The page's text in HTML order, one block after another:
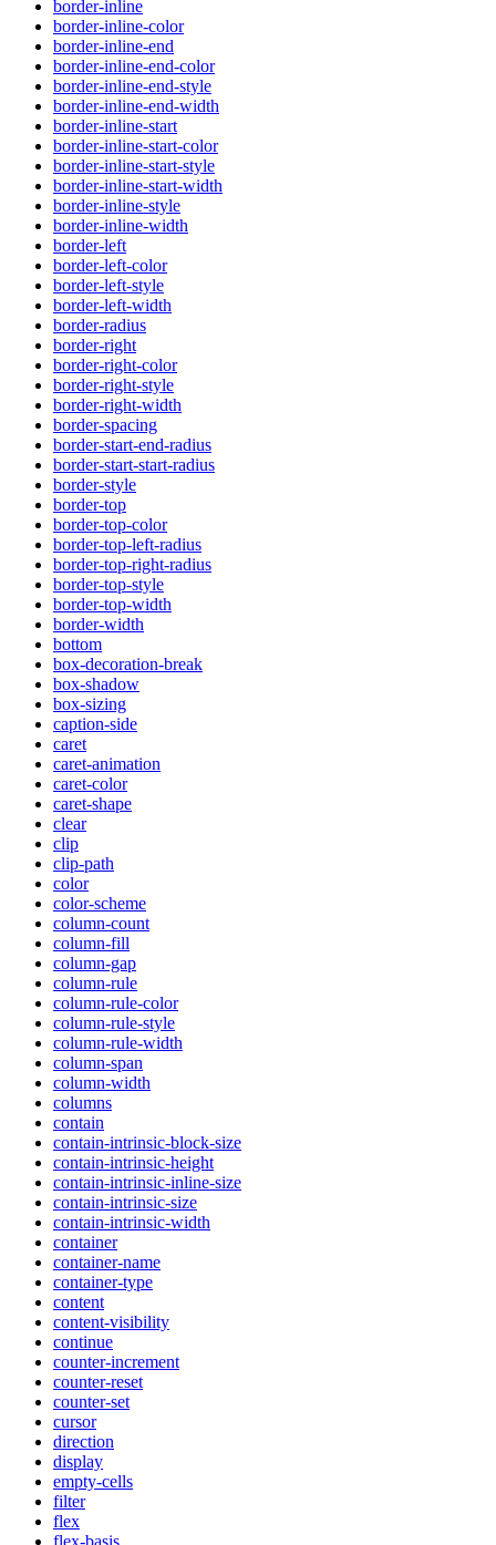
border-inline
border-inline-color
border-inline-end
border-inline-end-color
border-inline-end-style
border-inline-end-width
border-inline-start
border-inline-start-color
border-inline-start-style
border-inline-start-width
border-inline-style
border-inline-width
border-left
border-left-color
border-left-style
border-left-width
border-radius
border-right
border-right-color
border-right-style
border-right-width
border-spacing
border-start-end-radius
border-start-start-radius
border-style
border-top
border-top-color
border-top-left-radius
border-top-right-radius
border-top-style
border-top-width
border-width
bottom
box-decoration-break
box-shadow
box-sizing
caption-side
caret
caret-animation
caret-color
caret-shape
clear
clip
clip-path
color
color-scheme
column-count
column-fill
column-gap
column-rule
column-rule-color
column-rule-style
column-rule-width
column-span
column-width
columns
contain
contain-intrinsic-block-size
contain-intrinsic-height
contain-intrinsic-inline-size
contain-intrinsic-size
contain-intrinsic-width
container
container-name
container-type
content
content-visibility
continue
counter-increment
counter-reset
counter-set
cursor
direction
display
empty-cells
filter
flex
flex-basis